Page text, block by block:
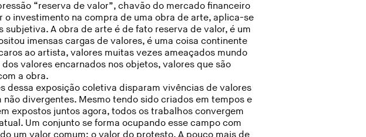
“reserva de valor”, chavão do mercado financeiro
o investimento na compra de uma obra de arte, aplica-se
A obra de arte é de fato reserva de valor, é um
imensas cargas de valores, é uma coisa continente
ao artista, valores muitas vezes ameaçados mundo
valores encarnados nos objetos, valores que são
a obra.
dessa exposição coletiva disparam vivências de valores
divergentes. Mesmo tendo sido criados em tempos e
expostos juntos agora, todos os trabalhos convergem
Um conjunto se forma ocupando esse campo com